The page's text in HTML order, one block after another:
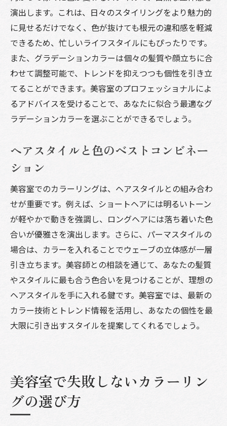
演出します。これは、日々のスタイリングをより魅力的
に見せるだけでなく、色が抜けても根元の違和感を軽減
できるため、忙しいライフスタイルにもぴったりです。
また、グラデーションカラーは個々の髪質や顔立ちに合
わせて調整可能で、トレンドを抑えつつも個性を引き立
てることができます。美容室のプロフェッショナルによ
るアドバイスを受けることで、あなたに似合う最適なグ
ラデーションカラーを選ぶことができるでしょう。
ヘアスタイルと色のベストコンビネー
ション
美容室でのカラーリングは、ヘアスタイルとの組み合わ
せが重要です。例えば、ショートヘアには明るいトーン
が軽やかで動きを強調し、ロングヘアには落ち着いた色
合いが優雅さを演出します。さらに、パーマスタイルの
場合は、カラーを入れることでウェーブの立体感が一層
引き立ちます。美容師との相談を通じて、あなたの髪質
やスタイルに最も合う色合いを見つけることが、理想の
ヘアスタイルを手に入れる鍵です。美容室では、最新の
カラー技術とトレンド情報を活用し、あなたの個性を最
大限に引き出すスタイルを提案してくれるでしょう。
美容室で失敗しないカラーリン
グの選び方